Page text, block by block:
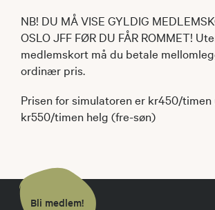
NB! DU MÅ VISE GYLDIG
OSLO JFF FØR DU FÅR ROMMET!
medlemskort må du betale
ordinær pris.
Prisen for simulatoren er kr450/
kr550/timen helg (fre-søn)
Bli medlem!